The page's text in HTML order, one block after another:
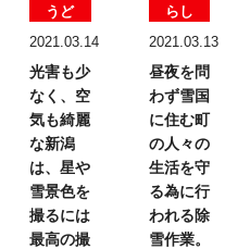
うど
2021.03.14
光害も少
なく、 空
気も綺麗
な新潟
は、 星や
雪景色を
撮るには
最高の撮
らし
2021.03.13
昼夜を問
わず雪国
に住む町
の人々の
生活を守
る為に行
われる除
雪作業。